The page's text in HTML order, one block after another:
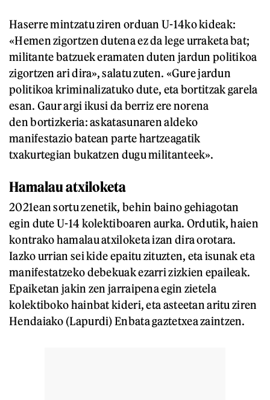
Haserre mintzatu ziren orduan U-14ko kideak:
«Hemen zigortzen dutena ez da lege urraketa bat;
militante batzuek eramaten duten jardun politikoa
zigortzen ari dira», salatu zuten. «Gure jardun
politikoa kriminalizatuko dute, eta bortitzak garela
esan. Gaur argi ikusi da berriz ere norena
den bortizkeria: askatasunaren aldeko
manifestazio batean parte hartzeagatik
txakurtegian bukatzen dugu militanteek».
Hamalau atxiloketa
2021ean sortu zenetik, behin baino gehiagotan
egin dute U-14 kolektiboaren aurka. Ordutik, haien
kontrako hamalau atxiloketa izan dira orotara.
Iazko urrian sei kide epaitu zituzten, eta isunak eta
manifestatzeko debekuak ezarri zizkien epaileak.
Epaiketan jakin zen jarraipena egin zietela
kolektiboko hainbat kideri, eta asteetan aritu ziren
Hendaiako (Lapurdi) Enbata gaztetxea zaintzen.